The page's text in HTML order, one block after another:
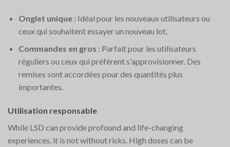
Onglet unique : Idéal pour les nouveaux utilisateurs ou
ceux qui souhaitent essayer un nouveau lot.
Commandes en gros : Parfait pour les utilisateurs
réguliers ou ceux qui préfèrent s'approvisionner. Des
remises sont accordées pour des quantités plus
importantes.
Utilisation responsable
While LSD can provide profound and life-changing
experiences, it is not without risks. High doses can be